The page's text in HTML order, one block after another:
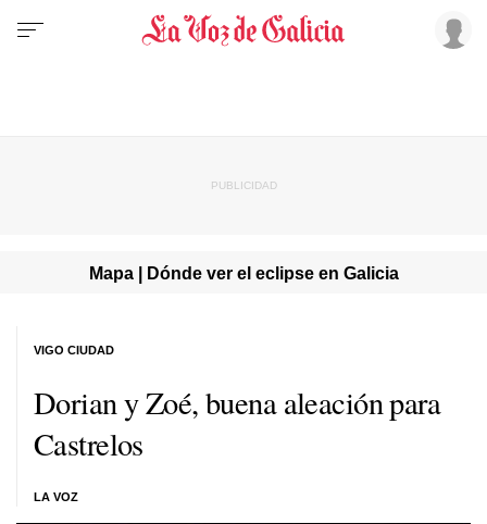
Mapa | Dónde ver el eclipse en Galicia
Dorian y Zoé, buena aleación para
Castrelos
LA VOZ
VIGO CIUDAD